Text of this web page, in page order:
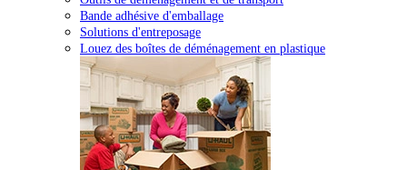
Bande adhésive d'emballage
Solutions d'entreposage
Louez des boîtes de déménagement en plastique